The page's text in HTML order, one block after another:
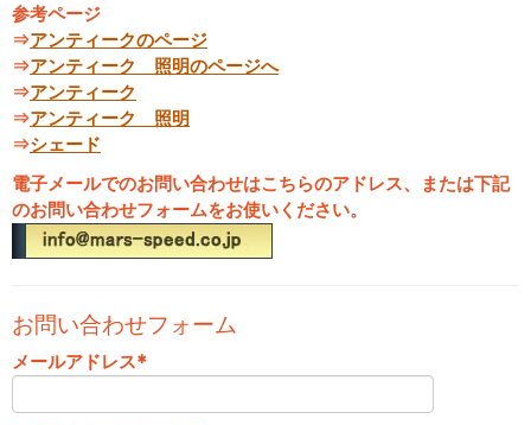
参考ページ
⇒アンティークのページ
⇒アンティーク 照明のページへ
⇒アンティーク
⇒アンティーク 照明
⇒シェード
電子メールでのお問い合わせはこちらのアドレス、または下記
のお問い合わせフォームをお使いください。
お問い合わせフォーム
メールアドレス*